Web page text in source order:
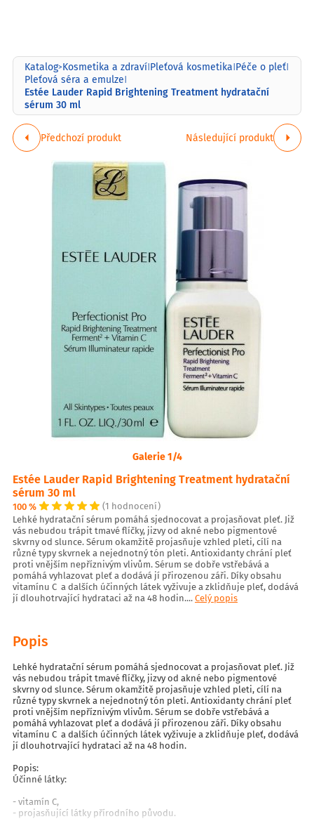
Katalog>Kosmetika a zdraví|Pleťová kosmetika|Péče o pleť|
Pleťová séra a emulze|
Estée Lauder Rapid Brightening Treatment hydratační
sérum 30 ml
Předchozí produkt Následující produkt
Galerie 1/4
Estée Lauder Rapid Brightening Treatment hydratační
sérum 30 ml
100 %
(1 hodnocení)
Lehké hydratační sérum pomáhá sjednocovat a projasňovat pleť. Již
vás nebudou trápit tmavé flíčky, jizvy od akné nebo pigmentové
skvrny od slunce. Sérum okamžitě projasňuje vzhled pleti, cílí na
různé typy skvrnek a nejednotný tón pleti. Antioxidanty chrání pleť
proti vnějším nepříznivým vlivům. Sérum se dobře vstřebává a
pomáhá vyhlazovat pleť a dodává jí přirozenou záři. Díky obsahu
vitamínu C a dalších účinných látek vyživuje a zklidňuje pleť, dodává
jí dlouhotrvající hydrataci až na 48 hodin....Celý popis
Popis
Lehké hydratační sérum pomáhá sjednocovat a projasňovat pleť. Již
vás nebudou trápit tmavé flíčky, jizvy od akné nebo pigmentové
skvrny od slunce. Sérum okamžitě projasňuje vzhled pleti, cílí na
různé typy skvrnek a nejednotný tón pleti. Antioxidanty chrání pleť
proti vnějším nepříznivým vlivům. Sérum se dobře vstřebává a
pomáhá vyhlazovat pleť a dodává jí přirozenou záři. Díky obsahu
vitamínu C a dalších účinných látek vyživuje a zklidňuje pleť, dodává
jí dlouhotrvající hydrataci až na 48 hodin.
Popis:
Účinné látky:
- vitamín C,
- projasňující látky přírodního původu.